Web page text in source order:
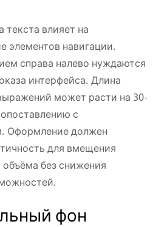
текста влияет на
элементов навигации.
справа налево нуждаются
интерфейса. Длина
может расти на 30-
с
Оформление должен
для вмещения
объёма без снижения
фон